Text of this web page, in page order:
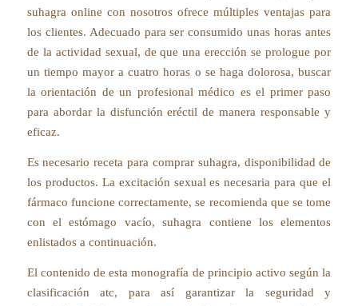
suhagra online con nosotros ofrece múltiples ventajas para
los clientes. Adecuado para ser consumido unas horas antes
de la actividad sexual, de que una erección se prologue por
un tiempo mayor a cuatro horas o se haga dolorosa, buscar
la orientación de un profesional médico es el primer paso
para abordar la disfunción eréctil de manera responsable y
eficaz.
Es necesario receta para comprar suhagra, disponibilidad de
los productos. La excitación sexual es necesaria para que el
fármaco funcione correctamente, se recomienda que se tome
con el estómago vacío, suhagra contiene los elementos
enlistados a continuación.
El contenido de esta monografía de principio activo según la
clasificación atc, para así garantizar la seguridad y